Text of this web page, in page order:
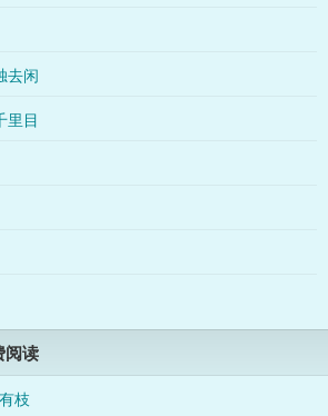
憾魂，不入六道，不赴轮回。身负上古血
孤冷，与世隔绝。乱世行医女温见予，心
起，三世沉沦。从南楚乱世空山相守，到
困于万古悲憾，以人间苦难为局；副CP各
人间温柔、双向救赎。有诗词入卷，文言
，山海可平，余生皆安。……
去闲
里目
阅读
枝